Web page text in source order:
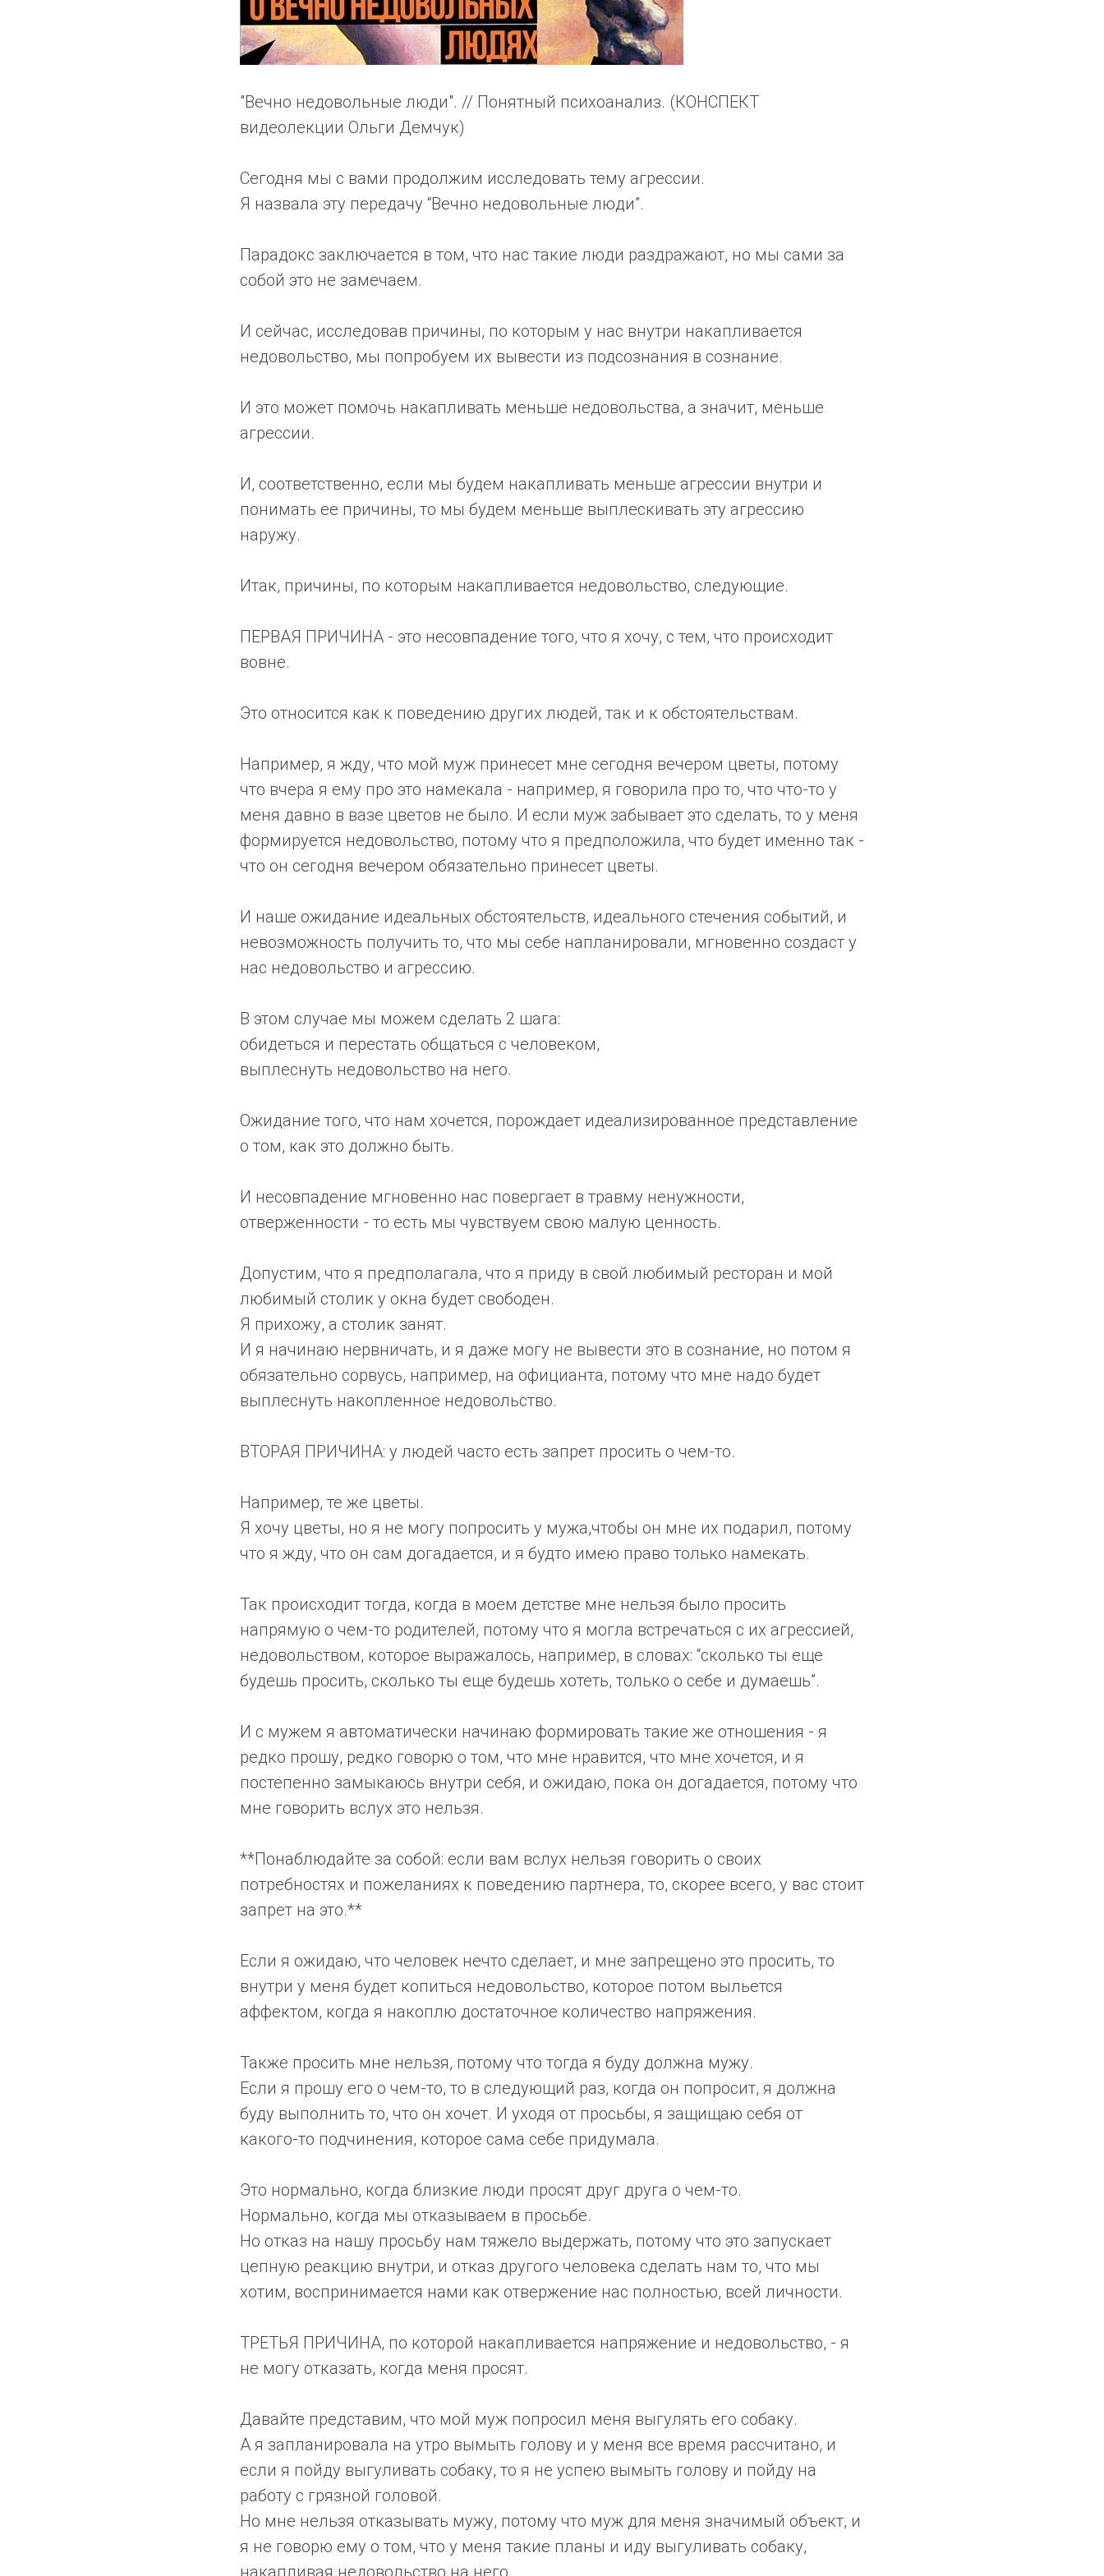
"Вечно недовольные люди". // Понятный психоанализ. (КОНСПЕКТ
видеолекции Ольги Демчук)
Сегодня мы с вами продолжим исследовать тему агрессии.
Я назвала эту передачу “Вечно недовольные люди”.
Парадокс заключается в том, что нас такие люди раздражают, но мы сами за
собой это не замечаем.
И сейчас, исследовав причины, по которым у нас внутри накапливается
недовольство, мы попробуем их вывести из подсознания в сознание.
И это может помочь накапливать меньше недовольства, а значит, меньше
агрессии.
И, соответственно, если мы будем накапливать меньше агрессии внутри и
понимать ее причины, то мы будем меньше выплескивать эту агрессию
наружу.
Итак, причины, по которым накапливается недовольство, следующие.
ПЕРВАЯ ПРИЧИНА - это несовпадение того, что я хочу, с тем, что происходит
вовне.
Это относится как к поведению других людей, так и к обстоятельствам.
Например, я жду, что мой муж принесет мне сегодня вечером цветы, потому
что вчера я ему про это намекала - например, я говорила про то, что что-то у
меня давно в вазе цветов не было. И если муж забывает это сделать, то у меня
формируется недовольство, потому что я предположила, что будет именно так -
что он сегодня вечером обязательно принесет цветы.
И наше ожидание идеальных обстоятельств, идеального стечения событий, и
невозможность получить то, что мы себе напланировали, мгновенно создаст у
нас недовольство и агрессию.
В этом случае мы можем сделать 2 шага:
обидеться и перестать общаться с человеком,
выплеснуть недовольство на него.
Ожидание того, что нам хочется, порождает идеализированное представление
о том, как это должно быть.
И несовпадение мгновенно нас повергает в травму ненужности,
отверженности - то есть мы чувствуем свою малую ценность.
Допустим, что я предполагала, что я приду в свой любимый ресторан и мой
любимый столик у окна будет свободен.
Я прихожу, а столик занят.
И я начинаю нервничать, и я даже могу не вывести это в сознание, но потом я
обязательно сорвусь, например, на официанта, потому что мне надо будет
выплеснуть накопленное недовольство.
ВТОРАЯ ПРИЧИНА: у людей часто есть запрет просить о чем-то.
Например, те же цветы.
Я хочу цветы, но я не могу попросить у мужа,чтобы он мне их подарил, потому
что я жду, что он сам догадается, и я будто имею право только намекать.
Так происходит тогда, когда в моем детстве мне нельзя было просить
напрямую о чем-то родителей, потому что я могла встречаться с их агрессией,
недовольством, которое выражалось, например, в словах: “сколько ты еще
будешь просить, сколько ты еще будешь хотеть, только о себе и думаешь”.
И с мужем я автоматически начинаю формировать такие же отношения - я
редко прошу, редко говорю о том, что мне нравится, что мне хочется, и я
постепенно замыкаюсь внутри себя, и ожидаю, пока он догадается, потому что
мне говорить вслух это нельзя.
**Понаблюдайте за собой: если вам вслух нельзя говорить о своих
потребностях и пожеланиях к поведению партнера, то, скорее всего, у вас стоит
запрет на это.**
Если я ожидаю, что человек нечто сделает, и мне запрещено это просить, то
внутри у меня будет копиться недовольство, которое потом выльется
аффектом, когда я накоплю достаточное количество напряжения.
Также просить мне нельзя, потому что тогда я буду должна мужу.
Если я прошу его о чем-то, то в следующий раз, когда он попросит, я должна
буду выполнить то, что он хочет. И уходя от просьбы, я защищаю себя от
какого-то подчинения, которое сама себе придумала.
Это нормально, когда близкие люди просят друг друга о чем-то.
Нормально, когда мы отказываем в просьбе.
Но отказ на нашу просьбу нам тяжело выдержать, потому что это запускает
цепную реакцию внутри, и отказ другого человека сделать нам то, что мы
хотим, воспринимается нами как отвержение нас полностью, всей личности.
ТРЕТЬЯ ПРИЧИНА, по которой накапливается напряжение и недовольство, - я
не могу отказать, когда меня просят.
Давайте представим, что мой муж попросил меня выгулять его собаку.
А я запланировала на утро вымыть голову и у меня все время рассчитано, и
если я пойду выгуливать собаку, то я не успею вымыть голову и пойду на
работу с грязной головой.
Но мне нельзя отказывать мужу, потому что муж для меня значимый объект, и
я не говорю ему о том, что у меня такие планы и иду выгуливать собаку,
накапливая недовольство на него.